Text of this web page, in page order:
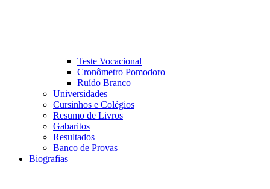
Teste Vocacional
Cronômetro Pomodoro
Ruído Branco
Universidades
Cursinhos e Colégios
Resumo de Livros
Gabaritos
Resultados
Banco de Provas
Biografias